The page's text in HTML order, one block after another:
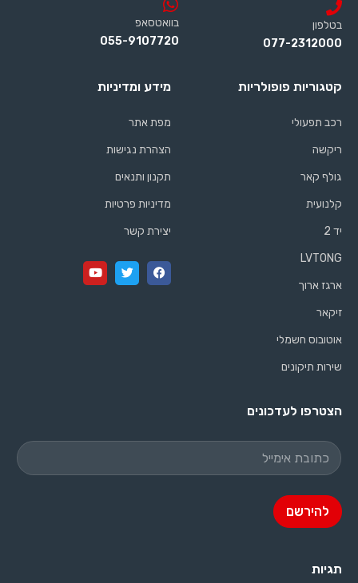
בטלפון
077-2312000
בוואטסאפ
055-9107720
קטגוריות פופולריות
רכב תפעולי
ריקשה
גולף קאר
קלנועית
יד 2
LVTONG
ארגז ארוך
זיקאר
אוטובוס חשמלי
שירות תיקונים
מידע ומדיניות
מפת אתר
הצהרת נגישות
תקנון ותנאים
מדיניות פרטיות
יצירת קשר
הצטרפו לעדכונים
י
מ
ל
כ
ב
כ
ת
ת
א
י
להירשם
תגיות